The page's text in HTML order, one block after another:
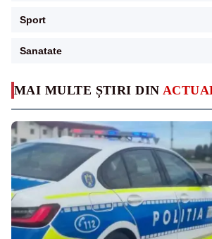
MAI MULTE ȘTIRI DIN
Sport
Sanatate